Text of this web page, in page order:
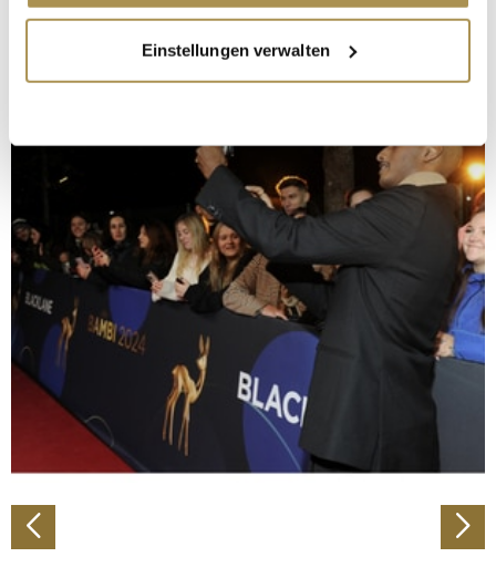
Informationen über Ihre geografische Lage
erfassen, welche bis auf einige Meter genau sein
bestimmten Merkmalen (Fingerprinting) identifizieren
Erfahren Sie mehr darüber, wie Ihre persönlichen Daten
verarbeitet werden, und legen Sie Ihre Präferenzen im
Abschnitt Einzelheitenfest.
Wir verwenden Cookies, um Inhalte und Anzeigen zu
personalisieren, Funktionen für soziale Medien anbieten
zu können und die Zugriffe auf unsere Website zu
analysieren. Außerdem geben wir Informationen zu Ihrer
Verwendung unserer Website an unsere Partner für
soziale Medien, Werbung und Analysen weiter. Unsere
Partner führen diese Informationen möglicherweise mit
haben oder die sie im Rahmen Ihrer Nutzung der Dienste
gesammelt haben.
Einstellungen verwalten